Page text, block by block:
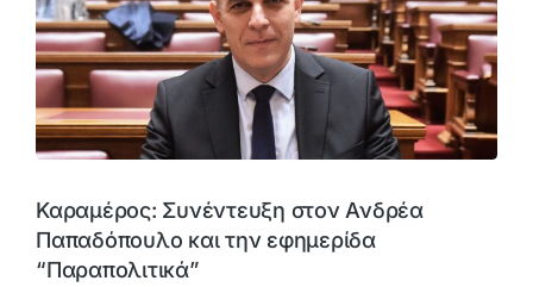
Καραμέρος: Συνέντευξη στον Ανδρέα
Παπαδόπουλο και την εφημερίδα
“Παραπολιτικά”